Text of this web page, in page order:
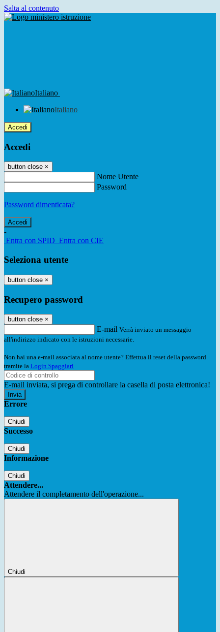
Salta al contenuto
Italiano
Italiano
Accedi
Accedi
button close ×
Nome Utente
Password
Password dimenticata?
-
Entra con SPID Entra con CIE
Seleziona utente
button close ×
Recupero password
button close ×
E-mail Verrà inviato un messaggio
all'indirizzo indicato con le istruzioni necessarie.
Non hai una e-mail associata al nome utente? Effettua il reset della password
tramite la Login Spaggiari
E-mail inviata, si prega di controllare la casella di posta elettronica!
Errore
Chiudi
Successo
Chiudi
Informazione
Chiudi
Attendere...
Attendere il completamento dell'operazione...
Chiudi